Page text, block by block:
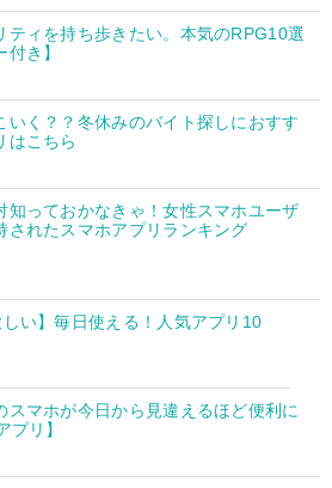
ティを持ち歩きたい。本気のRPG10選
付き】
いく？？冬休みのバイト探しにおすす
はこちら
知っておかなきゃ！女性スマホユーザ
されたスマホアプリランキング
しい】毎日使える！人気アプリ10
スマホが今日から見違えるほど便利に
プリ】